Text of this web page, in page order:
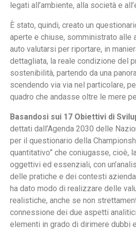
legati all’ambiente, alla società e
È stato, quindi, creato un
aperte e chiuse, somministrato alle
auto valutarsi per riportare, in
dettagliata, la reale condizione del
sostenibilità, partendo da una
scendendo via via nel particolare,
quadro che andasse oltre le mere
Basandosi sui 17 Obiettivi di
dettati dall’Agenda 2030 delle
per il questionario della
quantitativo” che coniugasse, cioè,
oggettivi ed essenziali, con
delle pratiche e dei contesti
ha dato modo di realizzare delle
realistiche, anche se non
connessione dei due aspetti
elementi in grado di dirimere dubbi